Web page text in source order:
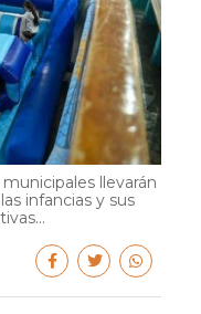
llevarán
infancias y sus